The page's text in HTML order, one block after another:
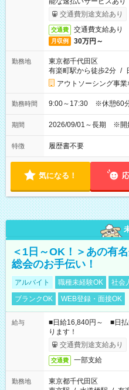
交通費別途支給あり
交通費 交通費支給あり
月収例 30万円～
勤務地
東京都千代田区
有楽町駅から徒歩2分 /
アウトソーシング事業
勤務時間 9:00～17:30 ※休憩60分
期間 2026/09/01～長期 ※開
特徴 履歴書不要
気になる！
＜1日～OK！＞あの有
総会のお手伝い！
アルバイト 職種未経験OK 社会
ブランクOK
WEB登録・面接OK
給与
■日給16,840円～ ■日
ります！
交通費別途支給あり
交通費 一部支給
勤務地
東京都千代田区